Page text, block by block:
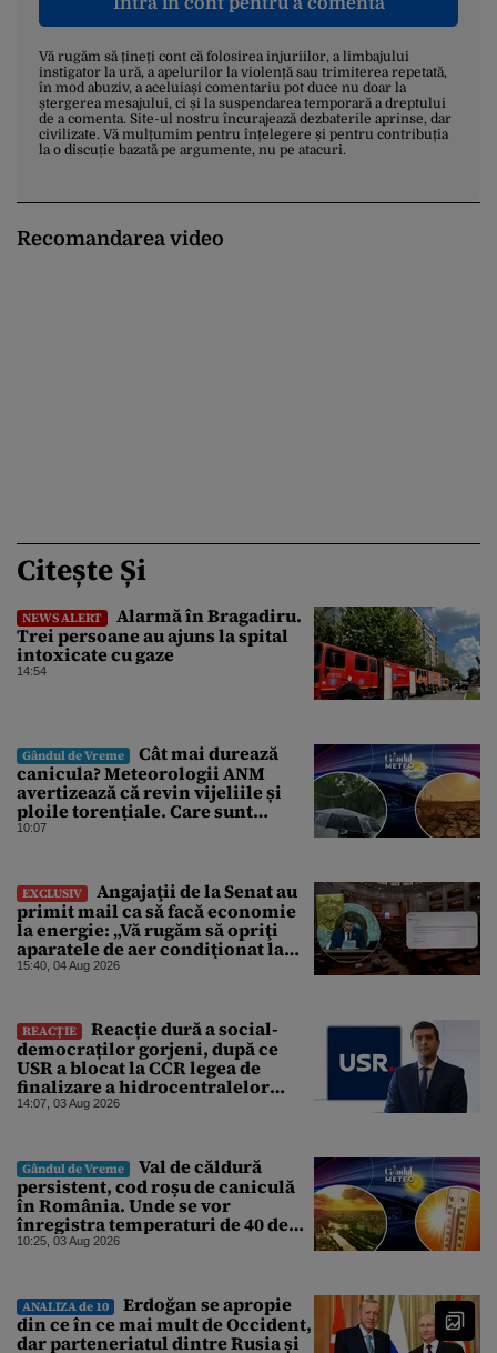
Vă rugăm să țineți cont că folosirea injuriilor, a limbajului
instigator la ură, a apelurilor la violență sau trimiterea repetată,
în mod abuziv, a aceluiași comentariu pot duce nu doar la
ștergerea mesajului, ci și la suspendarea temporară a dreptului
de a comenta. Site-ul nostru încurajează dezbaterile aprinse, dar
civilizate. Vă mulțumim pentru înțelegere și pentru contribuția
la o discuție bazată pe argumente, nu pe atacuri.
Recomandarea video
Citește Și
NEWS ALERT
Alarmă în Bragadiru.
Trei persoane au ajuns la spital
intoxicate cu gaze
14:54
Gândul de Vreme
Cât mai durează
canicula? Meteorologii ANM
avertizează că revin vijeliile și
ploile torențiale. Care sunt
zonele vizate, începând chiar de
10:07
EXCLUSIV
Angajaţii de la Senat au
primit mail ca să facă economie
la energie: „Vă rugăm să opriţi
aparatele de aer condiţionat la
sfârşitul programului”
15:40, 04 Aug 2026
REACȚIE
Reacție dură a social-
democraților gorjeni, după ce
USR a blocat la CCR legea de
finalizare a hidrocentralelor
abandonate. „Nu ne-ar surprinde
abătut o cupolă de foc”
14:07, 03 Aug 2026
Gândul de Vreme
Val de căldură
persistent, cod roșu de caniculă
în România. Unde se vor
înregistra temperaturi de 40 de
grade, potrivit ANM
10:25, 03 Aug 2026
ANALIZA de 10
Erdoğan se apropie
din ce în ce mai mult de Occident,
dar parteneriatul dintre Rusia și